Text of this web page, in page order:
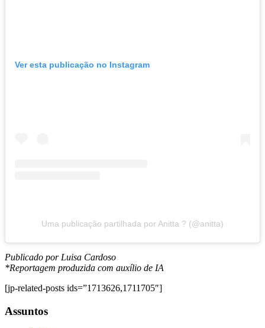
Ver esta publicação no Instagram
Uma publicação partilhada por Anitta ? (@anitta)
Publicado por Luisa Cardoso
*Reportagem produzida com auxílio de IA
[jp-related-posts ids=”1713626,1711705″]
Assuntos